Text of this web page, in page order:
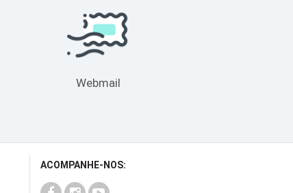
Webmail
ACOMPANHE-NOS: